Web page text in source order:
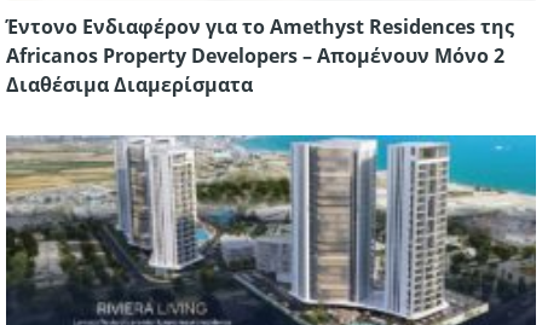
Έντονο Ενδιαφέρον για το Amethyst Residences της
Africanos Property Developers – Απομένουν Μόνο 2
Διαθέσιμα Διαμερίσματα